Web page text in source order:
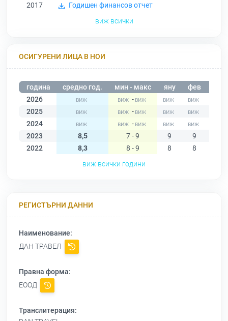
2017
Годишен финансов отчет
виж всички
ОСИГУРЕНИ ЛИЦА В НОИ
година средно год. мин - макс яну фев
2026
-
2025
-
2024
-
2023
8,5 7 - 9 9 9
2022
8,3 8 - 9 8 8
виж всички години
РЕГИСТЪРНИ ДАННИ
Наименование:
ДАН ТРАВЕЛ
Правна форма:
ЕООД
Транслитерация: